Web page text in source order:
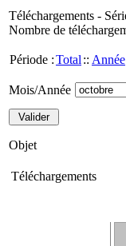
Téléchargements -
Nombre de
Période :Total :: Année
Mois/Année
Objet
Téléchargements